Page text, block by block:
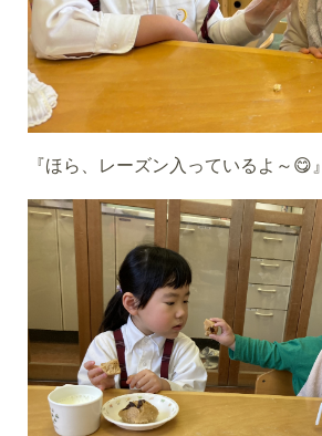
『ほら、レーズン入っているよ～😋』